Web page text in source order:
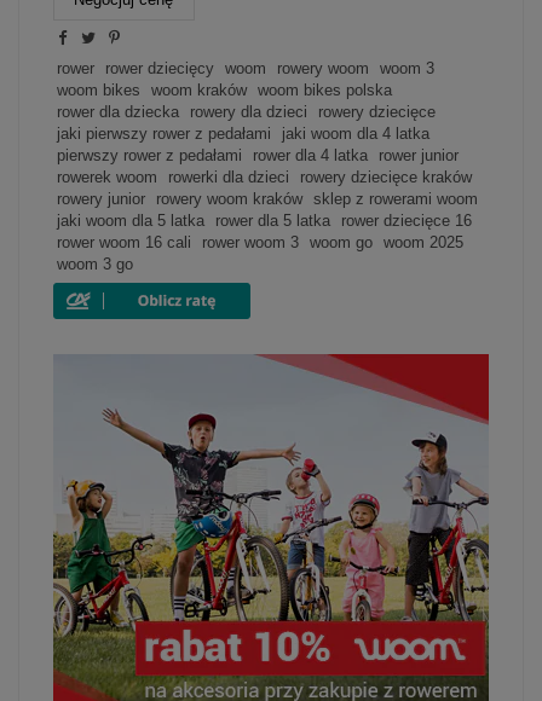
rower rower dziecięcy woom rowery woom
woom 3
woom bikes
woom kraków
woom bikes polska
rower dla dziecka
rowery dla dzieci
rowery dziecięce
jaki pierwszy rower z pedałami
jaki woom dla 4 latka
pierwszy rower z pedałami
rower dla 4 latka
rower junior
rowerek woom
rowerki dla dzieci
rowery dziecięce kraków
rowery junior
rowery woom kraków
sklep z rowerami woom
jaki woom dla 5 latka
rower dla 5 latka
rower dziecięce 16
rower woom 16 cali
rower woom 3 woom go
woom 2025
woom 3 go